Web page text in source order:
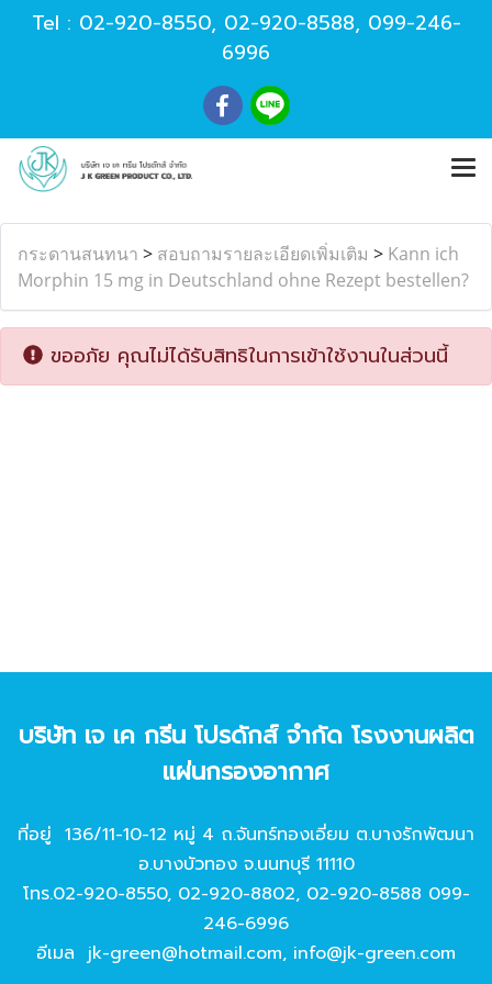
Tel : 02-920-8550, 02-920-8588, 099-246-
6996
กระดานสนทนา > สอบถามรายละเอียดเพิ่มเติม > Kann ich
Morphin 15 mg in Deutschland ohne Rezept bestellen?
ขออภัย คุณไม่ได้รับสิทธิในการเข้าใช้งานในส่วนนี้
บริษัท เจ เค กรีน โปรดักส์ จํากัด โรงงานผลิต
แผ่นกรองอากาศ
ที่อยู่ 136/11-10-12 หมู่ 4 ถ.จันทร์ทองเอี่ยม ต.บางรักพัฒนา
อ.บางบัวทอง จ.นนทบุรี 11110
โทร.02-920-8550, 02-920-8802, 02-920-8588 099-
246-6996
อีเมล jk-green@hotmail.com, info@jk-green.com